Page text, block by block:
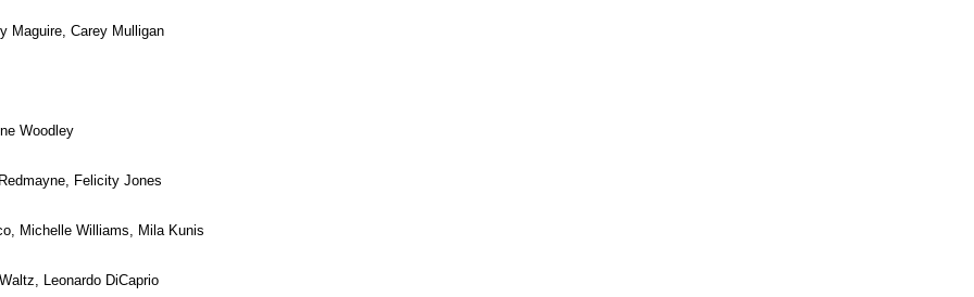
Maguire, Carey Mulligan
Woodley
Felicity Jones
Michelle Williams, Mila Kunis
Leonardo DiCaprio